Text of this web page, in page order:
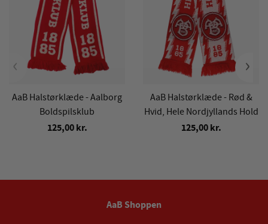
AaB Halstørklæde - Aalborg
Boldspilsklub
125,00 kr.
AaB Halstørklæde - Rød &
Hvid, Hele Nordjyllands Hold
125,00 kr.
‹ ›
AaB Shoppen